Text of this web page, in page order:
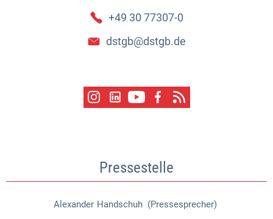
+49 30 77307-0
dstgb@dstgb.de
Pressestelle
Alexander Handschuh (Pressesprecher)
Alexander Handschuh